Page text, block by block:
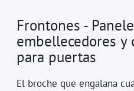
Frontones -
embellecedores y
para puertas
El broche que engalana